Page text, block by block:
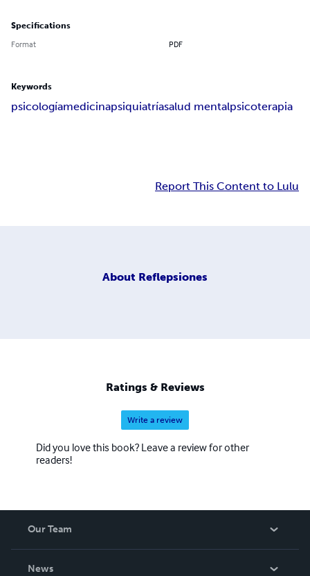
Specifications
Format PDF
Keywords
psicologíamedicinapsiquiatríasalud mentalpsicoterapia
Report This Content to Lulu
About Reflepsiones
Ratings & Reviews
Write a review
Did you love this book? Leave a review for other
readers!
Our Team
News